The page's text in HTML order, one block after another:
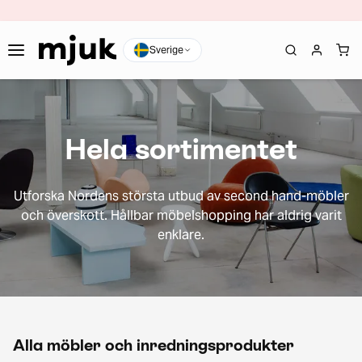
Sverige
Hela sortimentet
Utforska Nordens största utbud av second hand-möbler
och överskott. Hållbar möbelshopping har aldrig varit
enklare.
Alla möbler och inredningsprodukter